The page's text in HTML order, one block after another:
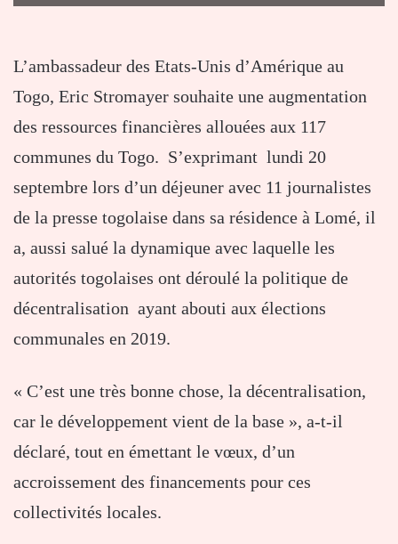
L’ambassadeur des Etats-Unis d’Amérique au
Togo, Eric Stromayer souhaite une augmentation
des ressources financières allouées aux 117
communes du Togo. S’exprimant lundi 20
septembre lors d’un déjeuner avec 11 journalistes
de la presse togolaise dans sa résidence à Lomé, il
a, aussi salué la dynamique avec laquelle les
autorités togolaises ont déroulé la politique de
décentralisation ayant abouti aux élections
communales en 2019.
« C’est une très bonne chose, la décentralisation,
car le développement vient de la base », a-t-il
déclaré, tout en émettant le vœux, d’un
accroissement des financements pour ces
collectivités locales.